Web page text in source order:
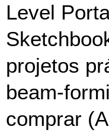
Level
projetos
comprar